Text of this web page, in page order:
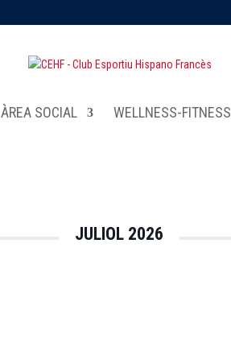
ÀREA SOCIAL WELLNESS-FITNESS
JULIOL 2026